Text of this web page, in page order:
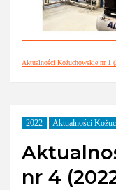
Aktualności Kożuchowskie nr 1
2022 Aktualności
nr 4